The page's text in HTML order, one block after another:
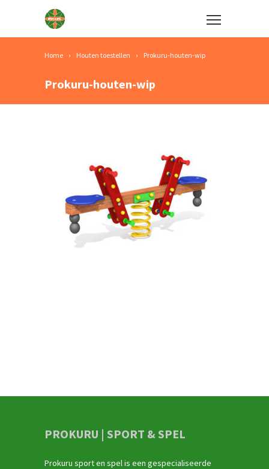
Home Houten toestellen Prokuru-houten-wip
Prokuru-houten-wip
PROKURU | SPORT & SPEL
Prokuru sport en spel is een gespecialiseerde